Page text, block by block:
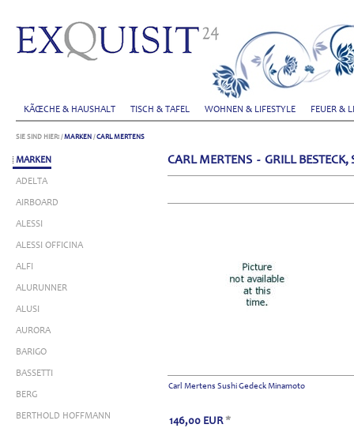
KÃŒCHE & HAUSHALT TISCH & TAFEL WOHNEN & LIFESTYLE FEUER &
SIE SIND HIER: /MARKEN /CARL MERTENS
MARKEN
ADELTA
AIRBOARD
ALESSI
ALESSI OFFICINA
ALFI
ALURUNNER
ALUSI
AURORA
BARIGO
BASSETTI
BERG
BERTHOLD HOFFMANN
CARL MERTENS - GRILL BESTECK,
Carl Mertens Sushi Gedeck Minamoto
146,00 EUR *